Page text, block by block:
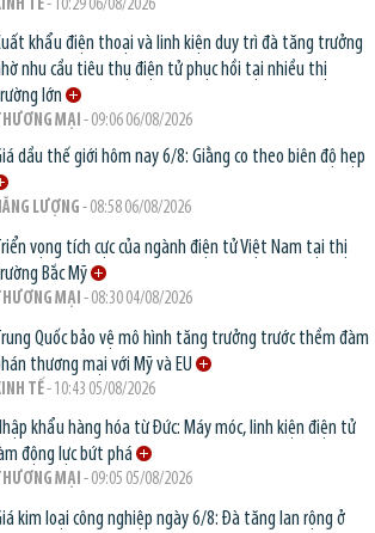
TẾ- 10:29 06/08/2026
khẩu điện thoại và linh kiện duy trì đà tăng trưởng
nhu cầu tiêu thụ điện tử phục hồi tại nhiều thị
lớn
MẠI - 09:06 06/08/2026
dầu thế giới hôm nay 6/8: Giằng co theo biên độ hẹp
LƯỢNG- 08:58 06/08/2026
vọng tích cực của ngành điện tử Việt Nam tại thị
Bắc Mỹ
THƯƠNG MẠI - 08:30 04/08/2026
Quốc bảo vệ mô hình tăng trưởng trước thềm đàm
thương mại với Mỹ và EU
TẾ- 10:43 05/08/2026
khẩu hàng hóa từ Đức: Máy móc, linh kiện điện tử
động lực bứt phá
MẠI - 09:05 05/08/2026
kim loại công nghiệp ngày 6/8: Đà tăng lan rộng ở